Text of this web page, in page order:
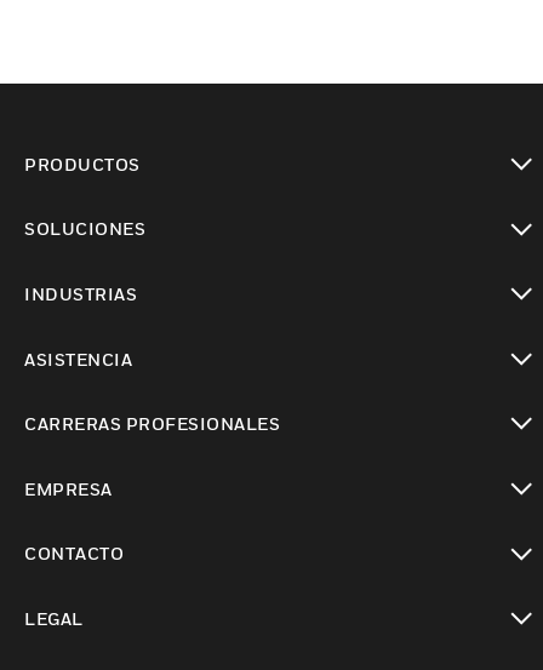
PRODUCTOS
SOLUCIONES
INDUSTRIAS
ASISTENCIA
CARRERAS PROFESIONALES
EMPRESA
CONTACTO
LEGAL